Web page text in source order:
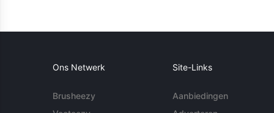
Ons Netwerk
Brusheezy
Site-Links
Aanbiedingen